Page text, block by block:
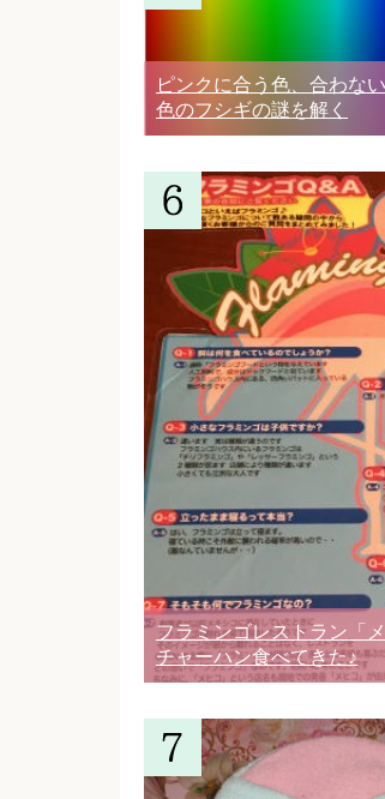
ピンクに合う色、合わな
色のフシギの謎を解く
フラミンゴレストラン「
チャーハン食べてきた♪